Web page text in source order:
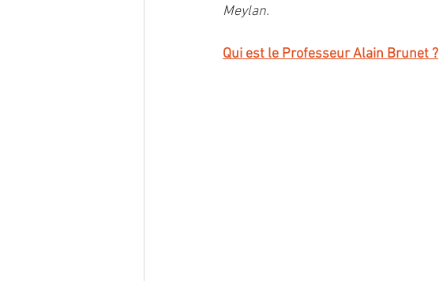
Meylan.
Qui est le Professeur Alain Brunet ?